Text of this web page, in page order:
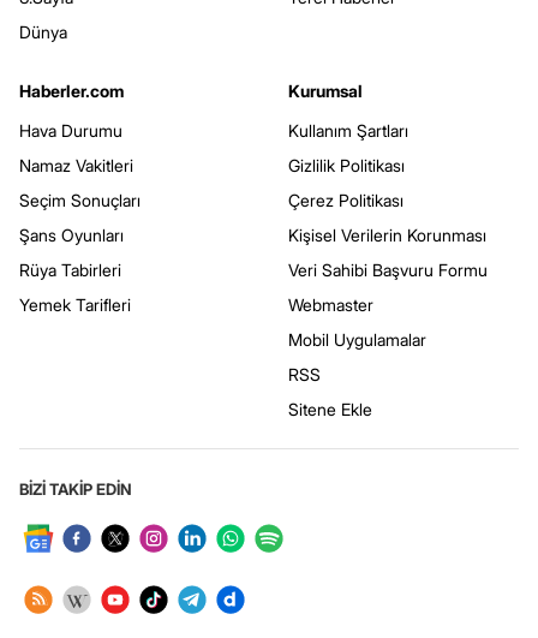
Dünya
Haberler.com
Hava Durumu
Namaz Vakitleri
Seçim Sonuçları
Şans Oyunları
Rüya Tabirleri
Yemek Tarifleri
Kurumsal
Kullanım Şartları
Gizlilik Politikası
Çerez Politikası
Kişisel Verilerin Korunması
Veri Sahibi Başvuru Formu
Webmaster
Mobil Uygulamalar
RSS
Sitene Ekle
BİZİ TAKİP EDİN